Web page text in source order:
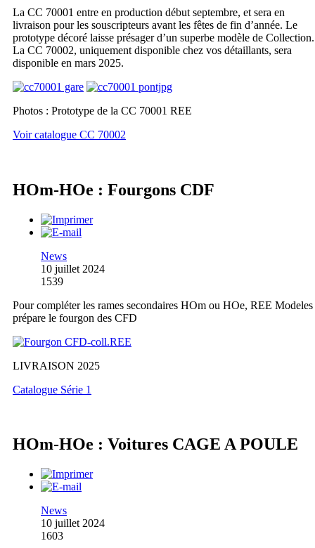
La CC 70001 entre en production début septembre, et sera en
livraison pour les souscripteurs avant les fêtes de fin d’année. Le
prototype décoré laisse présager d’un superbe modèle de Collection.
La CC 70002, uniquement disponible chez vos détaillants, sera
disponible en mars 2025.
Photos : Prototype de la CC 70001 REE
Voir catalogue CC 70002
HOm-HOe : Fourgons CDF
News
10 juillet 2024
1539
Pour compléter les rames secondaires HOm ou HOe, REE Modeles
prépare le fourgon des CFD
LIVRAISON 2025
Catalogue Série 1
HOm-HOe : Voitures CAGE A POULE
News
10 juillet 2024
1603